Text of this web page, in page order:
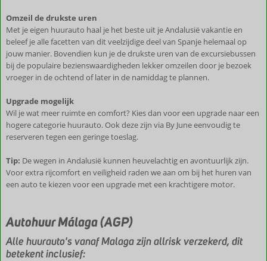
Omzeil de drukste uren
Met je eigen huurauto haal je het beste uit je Andalusië vakantie en
beleef je alle facetten van dit veelzijdige deel van Spanje helemaal op
jouw manier. Bovendien kun je de drukste uren van de excursiebussen
bij de populaire bezienswaardigheden lekker omzeilen door je bezoek
vroeger in de ochtend of later in de namiddag te plannen.
Upgrade mogelijk
Wil je wat meer ruimte en comfort? Kies dan voor een upgrade naar een
hogere categorie huurauto. Ook deze zijn via By June eenvoudig te
reserveren tegen een geringe toeslag.
Tip: De wegen in Andalusië kunnen heuvelachtig en avontuurlijk zijn.
Voor extra rijcomfort en veiligheid raden we aan om bij het huren van
een auto te kiezen voor een upgrade met een krachtigere motor.
Autohuur Málaga (AGP)
Alle huurauto's vanaf Malaga zijn allrisk verzekerd, dit
betekent inclusief: